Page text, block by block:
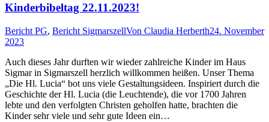
Kinderbibeltag 22.11.2023!
Bericht PG, Bericht SigmarszellVon Claudia Herberth24. November
2023
Auch dieses Jahr durften wir wieder zahlreiche Kinder im Haus
Sigmar in Sigmarszell herzlich willkommen heißen. Unser Thema
„Die Hl. Lucia“ bot uns viele Gestaltungsideen. Inspiriert durch die
Geschichte der Hl. Lucia (die Leuchtende), die vor 1700 Jahren
lebte und den verfolgten Christen geholfen hatte, brachten die
Kinder sehr viele und sehr gute Ideen ein…